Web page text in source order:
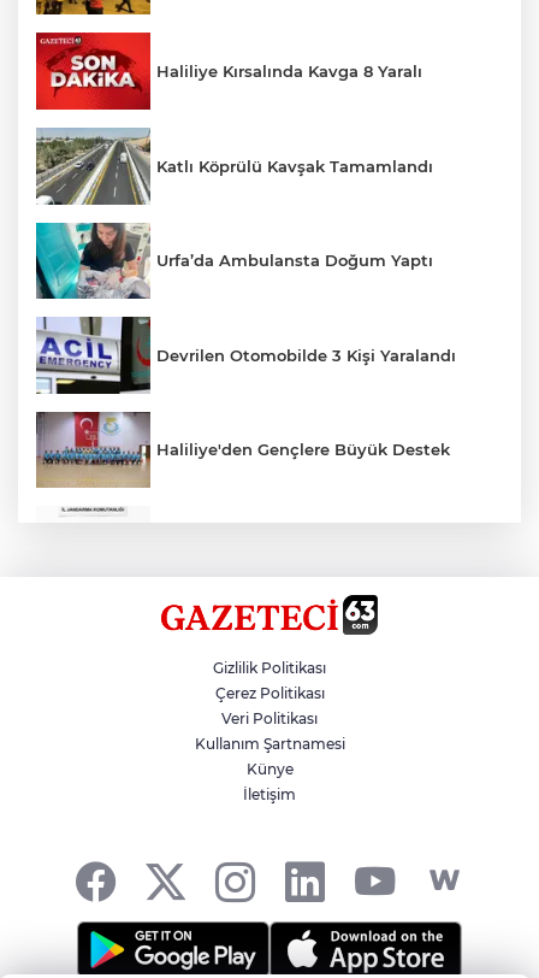
Haliliye Kırsalında Kavga 8 Yaralı
Katlı Köprülü Kavşak Tamamlandı
Urfa’da Ambulansta Doğum Yaptı
Devrilen Otomobilde 3 Kişi Yaralandı
Haliliye'den Gençlere Büyük Destek
Hikmet Başak’tan Ulaşım Çalışması
Atatürk Bulvarında Asfalt Yenileniyor
Gizlilik Politikası
Çerez Politikası
Veri Politikası
Kullanım Şartnamesi
Künye
İletişim